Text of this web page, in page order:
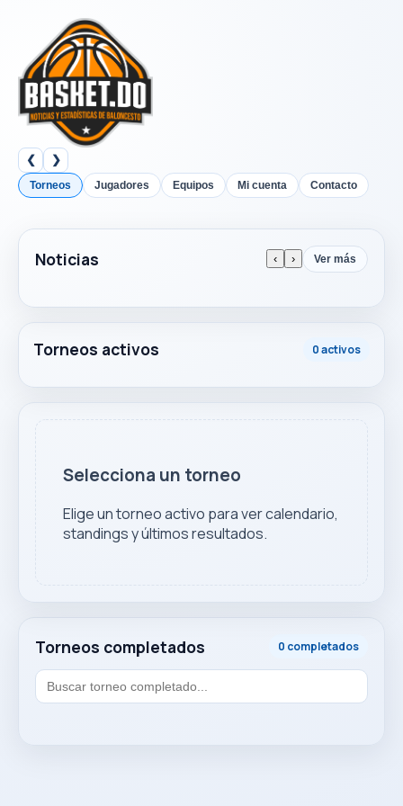
❮ ❯
Torneos Jugadores Equipos Mi cuenta Contacto
Noticias ‹ › Ver más
Torneos activos 0 activos
Torneos completados 0 completados
Selecciona un torneo
Elige un torneo activo para ver calendario,
standings y últimos resultados.